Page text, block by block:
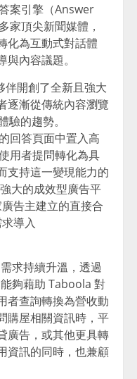
案引擎（Answer
家頂尖新聞媒體，
化為互動式對話體
內容議題。
開創了全新且強大
逐漸從傳統內容瀏覽
的趨勢。
回答頁面中置入高
用者提問轉化為具
支持這一變現能力的
大的成效型廣告平
告主建立的直接合
導入
求持續升溫，透過
夠藉助 Taboola 對
者查詢轉換為營收動
購屋相關資訊時，平
廣告，或其他更具轉
資訊的同時，也兼顧